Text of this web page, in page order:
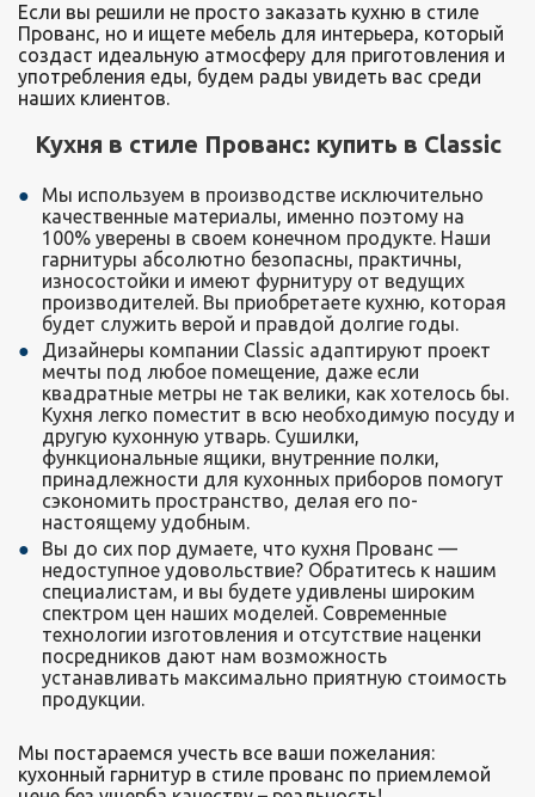
Если вы решили не просто заказать кухню в стиле
Прованс, но и ищете мебель для интерьера, который
создаст идеальную атмосферу для приготовления и
употребления еды, будем рады увидеть вас среди
наших клиентов.
Кухня в стиле Прованс: купить в Сlassic
Мы используем в производстве исключительно
качественные материалы, именно поэтому на
100% уверены в своем конечном продукте. Наши
гарнитуры абсолютно безопасны, практичны,
износостойки и имеют фурнитуру от ведущих
производителей. Вы приобретаете кухню, которая
будет служить верой и правдой долгие годы.
Дизайнеры компании Classic адаптируют проект
мечты под любое помещение, даже если
квадратные метры не так велики, как хотелось бы.
Кухня легко поместит в всю необходимую посуду и
другую кухонную утварь. Сушилки,
функциональные ящики, внутренние полки,
принадлежности для кухонных приборов помогут
сэкономить пространство, делая его по-
настоящему удобным.
Вы до сих пор думаете, что кухня Прованс —
недоступное удовольствие? Обратитесь к нашим
специалистам, и вы будете удивлены широким
спектром цен наших моделей. Современные
технологии изготовления и отсутствие наценки
посредников дают нам возможность
устанавливать максимально приятную стоимость
продукции.
Мы постараемся учесть все ваши пожелания:
кухонный гарнитур в стиле прованс по приемлемой